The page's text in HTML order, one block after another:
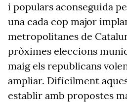
i populars aconseguida
una cada cop major
metropolitanes de
pròximes eleccions
maig els republicans
ampliar. Difícilment
establir amb propostes